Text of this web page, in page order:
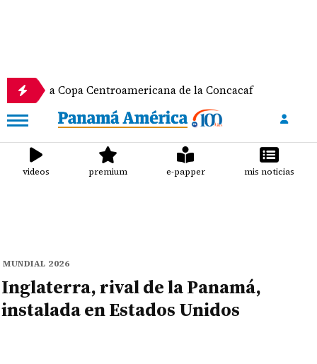
Copa Centroamericana de la Concacaf
videos premium e-papper mis noticias
MUNDIAL 2026
Inglaterra, rival de la Panamá,
instalada en Estados Unidos